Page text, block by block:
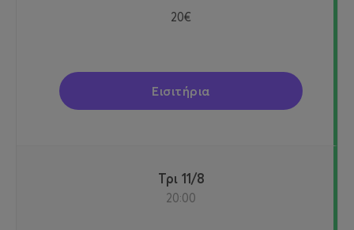
20€
Εισιτήρια
Τρι 11/8
20:00